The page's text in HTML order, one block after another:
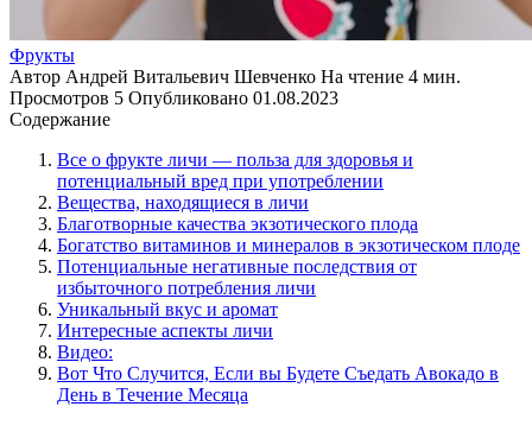
Фрукты
Автор Андрей Витальевич Шевченко На чтение 4 мин.
Просмотров 5 Опубликовано 01.08.2023
Содержание
Все о фрукте личи — польза для здоровья и
потенциальный вред при употреблении
Вещества, находящиеся в личи
Благотворные качества экзотического плода
Богатство витаминов и минералов в экзотическом плоде
Потенциальные негативные последствия от
избыточного потребления личи
Уникальный вкус и аромат
Интересные аспекты личи
Видео:
Вот Что Случится, Если вы Будете Съедать Авокадо в
День в Течение Месяца